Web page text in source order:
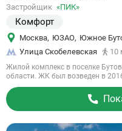
объект
Застройщик «ПИК»
Комфорт
Москва, ЮЗАО, Южное
Улица Скобелевская
10
Жилой комплекс в поселке
области. ЖК был возведен в